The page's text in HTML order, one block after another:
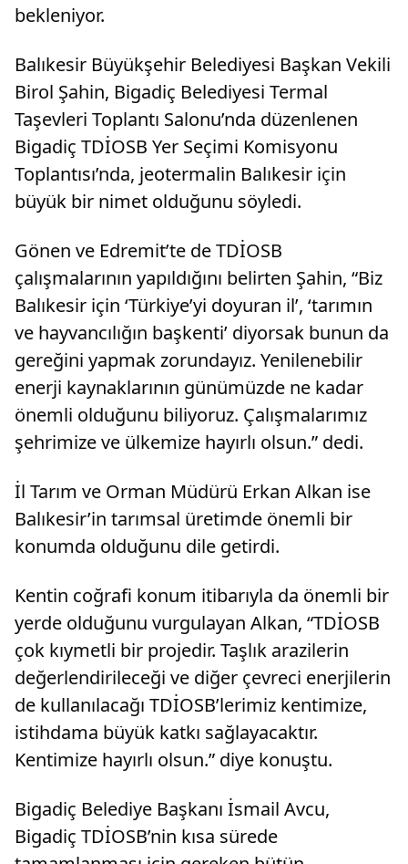
bekleniyor.
Balıkesir Büyükşehir Belediyesi Başkan Vekili
Birol Şahin, Bigadiç Belediyesi Termal
Taşevleri Toplantı Salonu’nda düzenlenen
Bigadiç TDİOSB Yer Seçimi Komisyonu
Toplantısı’nda, jeotermalin Balıkesir için
büyük bir nimet olduğunu söyledi.
Gönen ve Edremit’te de TDİOSB
çalışmalarının yapıldığını belirten Şahin, “Biz
Balıkesir için ‘Türkiye’yi doyuran il’, ‘tarımın
ve hayvancılığın başkenti’ diyorsak bunun da
gereğini yapmak zorundayız. Yenilenebilir
enerji kaynaklarının günümüzde ne kadar
önemli olduğunu biliyoruz. Çalışmalarımız
şehrimize ve ülkemize hayırlı olsun.” dedi.
İl Tarım ve Orman Müdürü Erkan Alkan ise
Balıkesir’in tarımsal üretimde önemli bir
konumda olduğunu dile getirdi.
Kentin coğrafi konum itibarıyla da önemli bir
yerde olduğunu vurgulayan Alkan, “TDİOSB
çok kıymetli bir projedir. Taşlık arazilerin
değerlendirileceği ve diğer çevreci enerjilerin
de kullanılacağı TDİOSB’lerimiz kentimize,
istihdama büyük katkı sağlayacaktır.
Kentimize hayırlı olsun.” diye konuştu.
Bigadiç Belediye Başkanı İsmail Avcu,
Bigadiç TDİOSB’nin kısa sürede